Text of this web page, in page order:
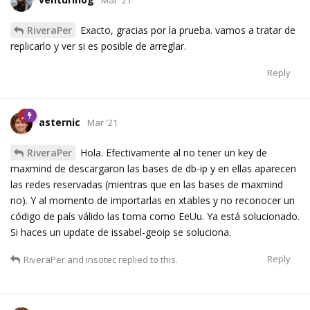
RiveraPer
Exacto, gracias por la prueba. vamos a tratar de
replicarlo y ver si es posible de arreglar.
Reply
asternic Mar '21
RiveraPer
Hola. Efectivamente al no tener un key de
maxmind de descargaron las bases de db-ip y en ellas aparecen
las redes reservadas (mientras que en las bases de maxmind
no). Y al momento de importarlas en xtables y no reconocer un
código de país válido las toma como EeUu. Ya está solucionado.
Si haces un update de issabel-geoip se soluciona.
Reply
RiveraPer and insotec replied to this.